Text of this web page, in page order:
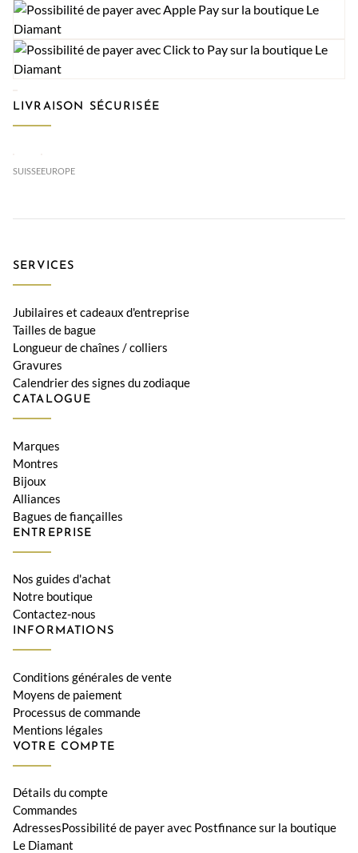
LIVRAISON SÉCURISÉE
SUISSEEUROPE
SERVICES
Jubilaires et cadeaux d'entreprise
Tailles de bague
Longueur de chaînes / colliers
Gravures
Calendrier des signes du zodiaque
CATALOGUE
Marques
Montres
Bijoux
Alliances
Bagues de fiançailles
ENTREPRISE
Nos guides d'achat
Notre boutique
Contactez-nous
INFORMATIONS
Conditions générales de vente
Moyens de paiement
Processus de commande
Mentions légales
VOTRE COMPTE
Détails du compte
Commandes
AdressesPossibilité de payer avec Postfinance sur la boutique
Le Diamant